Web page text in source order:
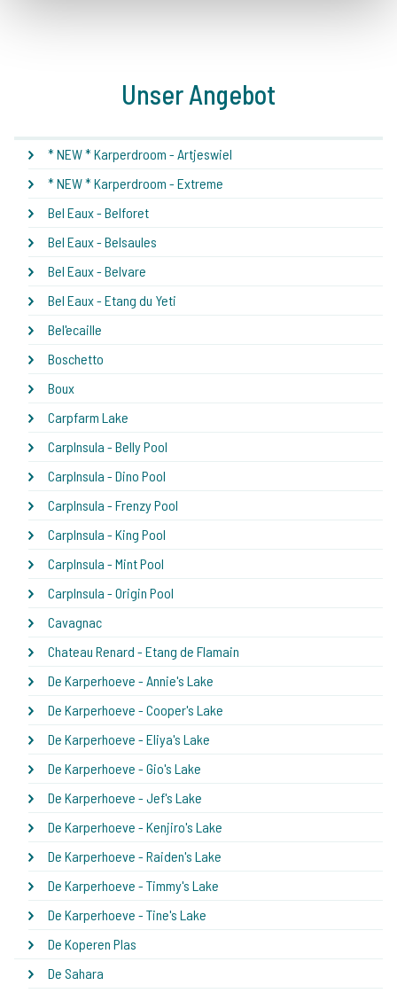
Unser Angebot
* NEW * Karperdroom - Artjeswiel
* NEW * Karperdroom - Extreme
Bel Eaux - Belforet
Bel Eaux - Belsaules
Bel Eaux - Belvare
Bel Eaux - Etang du Yeti
Bel'ecaille
Boschetto
Boux
Carpfarm Lake
CarpInsula - Belly Pool
CarpInsula - Dino Pool
CarpInsula - Frenzy Pool
CarpInsula - King Pool
CarpInsula - Mint Pool
CarpInsula - Origin Pool
Cavagnac
Chateau Renard - Etang de Flamain
De Karperhoeve - Annie's Lake
De Karperhoeve - Cooper's Lake
De Karperhoeve - Eliya's Lake
De Karperhoeve - Gio's Lake
De Karperhoeve - Jef's Lake
De Karperhoeve - Kenjiro's Lake
De Karperhoeve - Raiden's Lake
De Karperhoeve - Timmy's Lake
De Karperhoeve - Tine's Lake
De Koperen Plas
De Sahara